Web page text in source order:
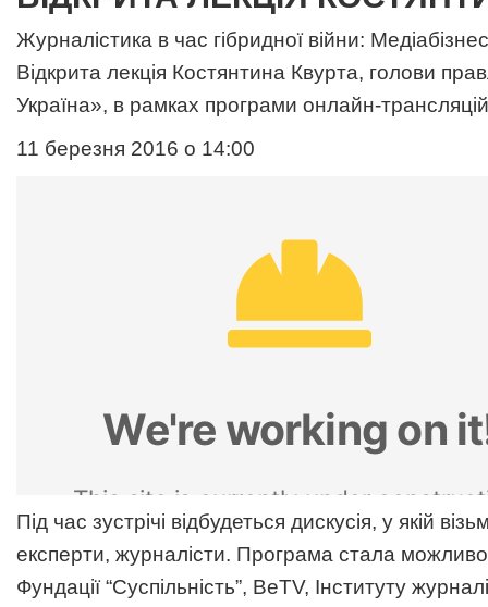
Журналістика в час гібридної війни:
Відкрита лекція Костянтина Квурта, голови
Україна», в рамках програми онлайн-
11 березня 2016 о 14:00
Під час зустрічі відбудеться дискусія, у якій
експерти, журналісти. Програма стала
Фундації “Суспільність”, BeTV, Інституту